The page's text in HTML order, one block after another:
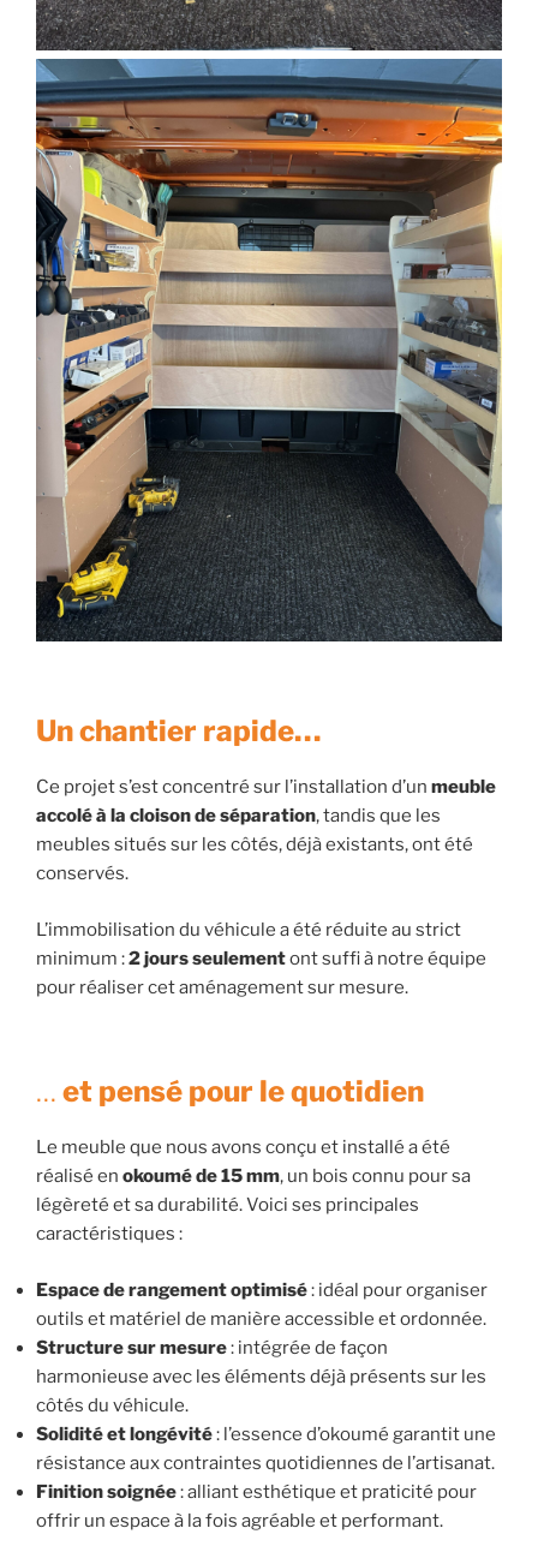
Un chantier rapide…
Ce projet s’est concentré sur l’installation d’un meuble
accolé à la cloison de séparation, tandis que les
meubles situés sur les côtés, déjà existants, ont été
conservés.
L’immobilisation du véhicule a été réduite au strict
minimum :2 jours seulementont suffi à notre équipe
pour réaliser cet aménagement sur mesure.
… et pensé pour le quotidien
Le meuble que nous avons conçu et installé a été
réalisé en okoumé de 15 mm, un bois connu pour sa
légèreté et sa durabilité. Voici ses principales
caractéristiques :
Espace de rangement optimisé: idéal pour organiser
outils et matériel de manière accessible et ordonnée.
Structure sur mesure: intégrée de façon
harmonieuse avec les éléments déjà présents sur les
côtés du véhicule.
Solidité et longévité: l’essence d’okoumé garantit une
résistance aux contraintes quotidiennes de l’artisanat.
Finition soignée: alliant esthétique et praticité pour
offrir un espace à la fois agréable et performant.